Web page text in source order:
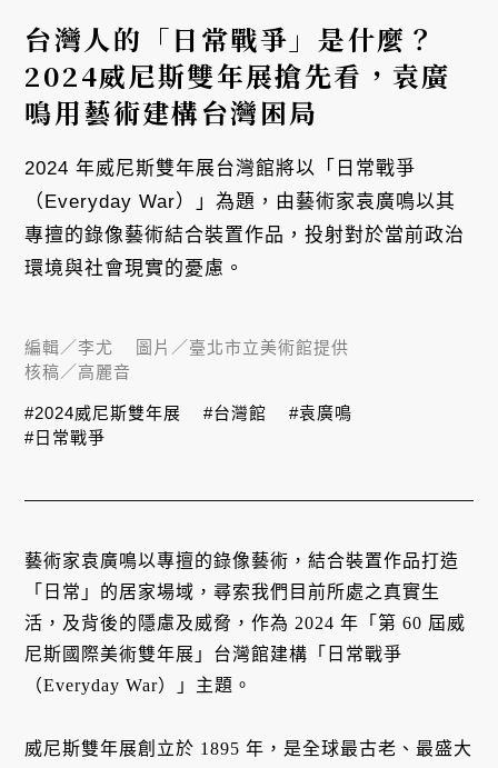
台灣人的「日常戰爭」是什麼？
2024威尼斯雙年展搶先看，袁廣
鳴用藝術建構台灣困局
2024 年威尼斯雙年展台灣館將以「日常戰爭
（Everyday War）」為題，由藝術家袁廣鳴以其
專擅的錄像藝術結合裝置作品，投射對於當前政治
環境與社會現實的憂慮。
藝術家袁廣鳴以專擅的錄像藝術，結合裝置作品打造
「日常」的居家場域，尋索我們目前所處之真實生
活，及背後的隱慮及威脅，作為 2024 年「第 60 屆威
尼斯國際美術雙年展」台灣館建構「日常戰爭
（Everyday War）」主題。
威尼斯雙年展創立於 1895 年，是全球最古老、最盛大
編輯／李尤 圖片／臺北市立美術館提供
核稿／高麗音
#2024威尼斯雙年展 #台灣館
#袁廣鳴
#日常戰爭